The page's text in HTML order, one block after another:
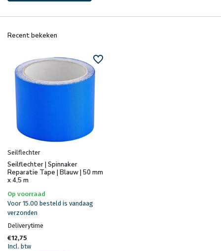
Recent bekeken
Seilflechter
Seilflechter | Spinnaker
Reparatie Tape | Blauw | 50 mm
x 4,5 m
Op voorraad
Voor 15.00 besteld is vandaag
verzonden
Deliverytime
€12,75
Incl. btw